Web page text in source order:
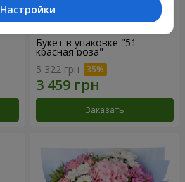
Букет в упаковке "51
красная роза"
5 322 грн
Заказать
Настройки